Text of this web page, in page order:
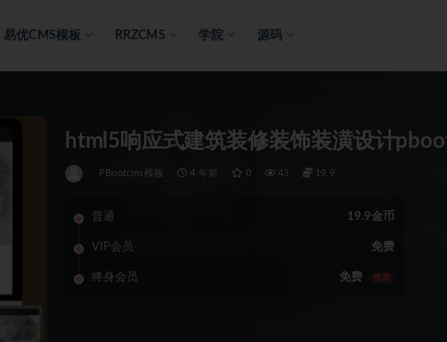
易优CMS模板 RRZCMS 学院 源码
html5响应式建筑装修装饰装潢设计
PBootcms模板 4 年前 0 43 19.9
普通 19.9金币
VIP会员 免费
终身会员 免费 推荐